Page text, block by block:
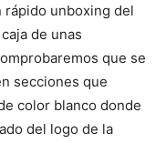
rápido unboxing del
de unas
que se
secciones que
color blanco donde
del logo de la